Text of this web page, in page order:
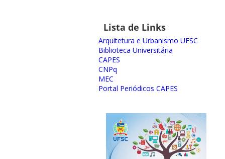
Lista de Links
Arquitetura e Urbanismo UFSC
Biblioteca Universitária
CAPES
CNPq
MEC
Portal Periódicos CAPES